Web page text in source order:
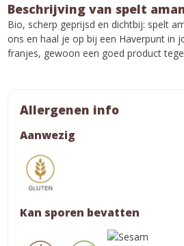
Beschrijving van spelt
Bio, scherp geprijsd en dichtbij: spelt
ons en haal je op bij een Haverpunt in
franjes, gewoon een goed product
Allergenen info
Aanwezig
Kan sporen bevatten